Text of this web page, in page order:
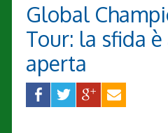
Global
Tour: la sfida
aperta